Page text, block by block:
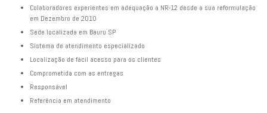
colaboradores experientes em adequação a NR-12 desde a sua reformulação
em Dezembro de 2010
sede localizada em Bauru SP
sistema de atendimento especializado
localização de fácil acesso para os clientes
comprometida com as entregas
responsável
referência em atendimento